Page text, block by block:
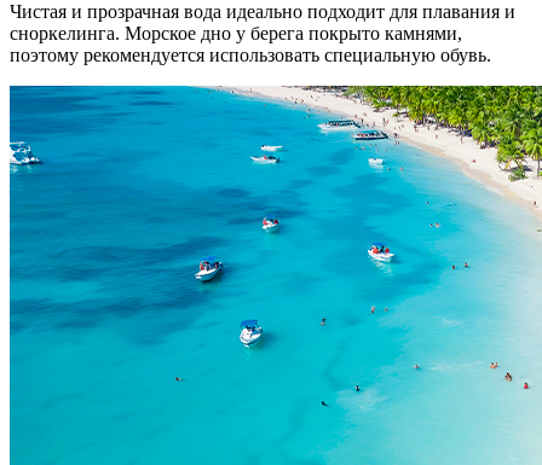
Чистая и прозрачная вода идеально подходит для плавания и
сноркелинга. Морское дно у берега покрыто камнями,
поэтому рекомендуется использовать специальную обувь.